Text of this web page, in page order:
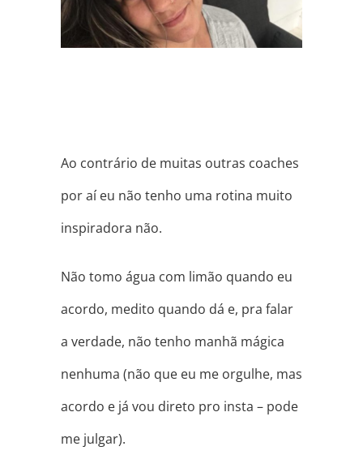
Ao contrário de muitas outras coaches
por aí eu não tenho uma rotina muito
inspiradora não.
Não tomo água com limão quando eu
acordo, medito quando dá e, pra falar
a verdade, não tenho manhã mágica
nenhuma (não que eu me orgulhe, mas
acordo e já vou direto pro insta – pode
me julgar).